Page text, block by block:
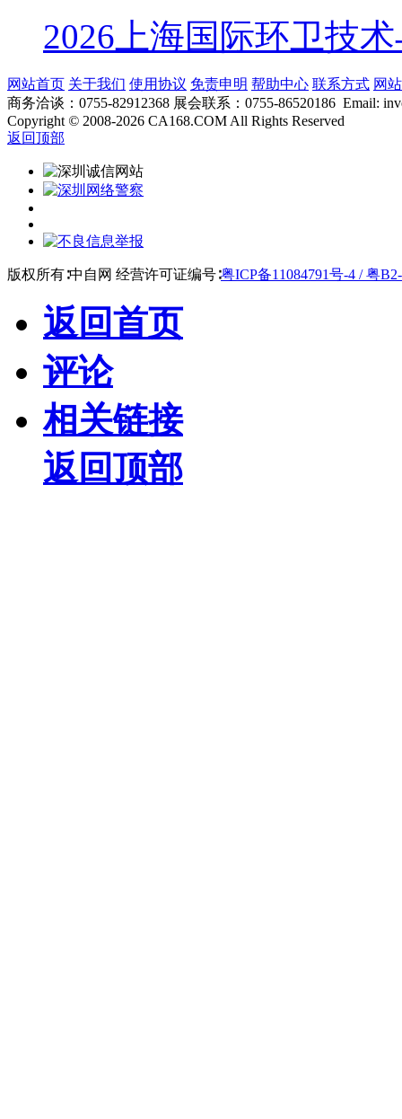
2026上海国际环卫技
网站首页 关于我们 使用协议 免责申明 帮助中心 联系方式 网
商务洽谈：0755-82912368 展会联系：0755-86520186 Email:
Copyright © 2008-2026 CA168.COM All Rights Reserved
返回顶部
版权所有∶中自网 经营许可证编号∶粤ICP备11084791号-4 / 粤
返回首页
评论
相关链接
返回顶部